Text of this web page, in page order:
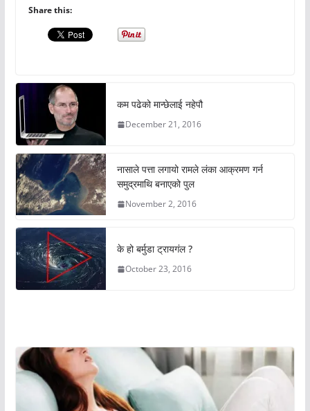
Share this:
कम पढेको मान्छेलाई नहेपौ
December 21, 2016
नासाले पत्ता लगायो रामले लंका आक्रमण गर्न
समुद्रमाथि बनाएको पुल
November 2, 2016
के हो बर्मुडा ट्रायगंल ?
October 23, 2016